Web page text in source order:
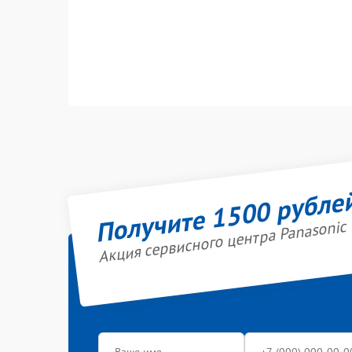
Получите 1500
Акция сервисного центра Panasonic